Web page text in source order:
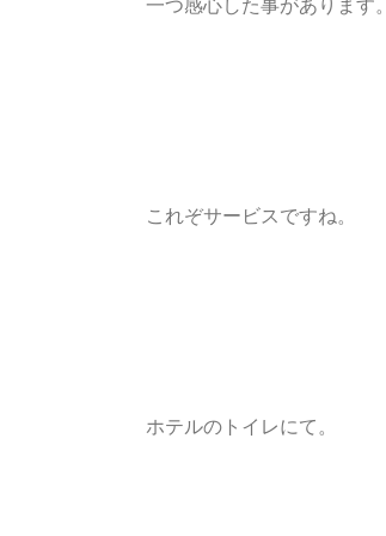
一つ感心した事があります。
これぞサービスですね。
ホテルのトイレにて。